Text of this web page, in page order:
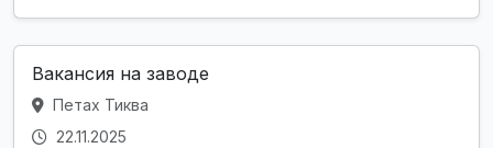
Вакансия на заводе
Петах Тиква
22.11.2025